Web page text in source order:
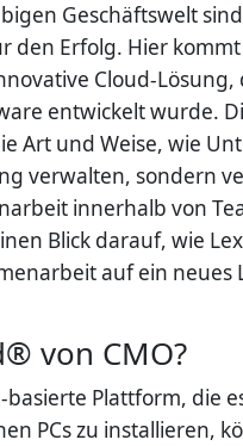
Geschäftswelt
den Erfolg. Hier kommt
Cloud-
entwickelt wurde.
Art und Weise, wie
verwalten, sondern
innerhalb von
Blick darauf, wie
auf ein neues
von CMO?
basierte Plattform, die
PCs zu installieren,